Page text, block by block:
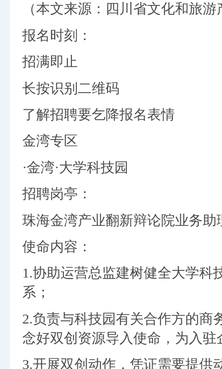
（本文来源：四川省文化和旅
报名时刻：
招满即止
长按识别二维码
了解招聘要乞降报名表情
金湾专区
·金湾·大学科技园
招聘岗亭：
珠海金湾产业翻新辩论院业务助
使命内容：
1.协助运营总监建树健全大学科
系；
2.负责与科技园有关合作方的商
念好双创资源导入使命，为入
3.开展双创动作，凭证需要提供